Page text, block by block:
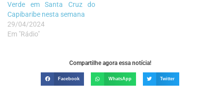
Verde em Santa Cruz do
Capibaribe nesta semana
29/04/2024
Em "Rádio"
Compartilhe agora essa notícia!
Facebook WhatsApp Twitter